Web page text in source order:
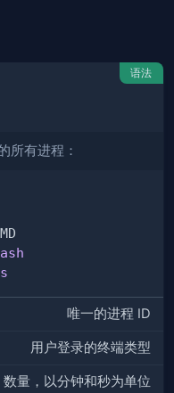
语法
所有进程：
唯一的进程 ID
用户登录的终端类型
量，以分钟和秒为单位